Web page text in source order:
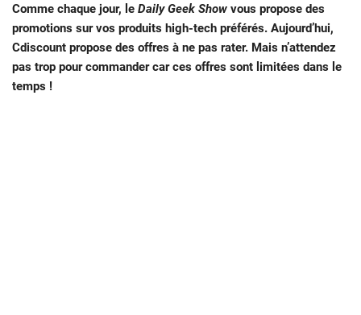
Comme chaque jour, le Daily Geek Show vous propose des
promotions sur vos produits high-tech préférés. Aujourd’hui,
Cdiscount propose des offres à ne pas rater. Mais n’attendez
pas trop pour commander car ces offres sont limitées dans le
temps !